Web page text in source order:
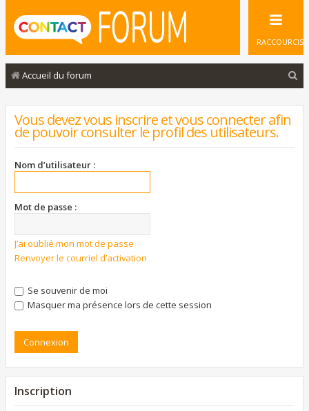
RACCOURCIS
Accueil du forum
Vous devez vous inscrire et vous connecter afin
de pouvoir consulter le profil des utilisateurs.
Nom d’utilisateur :
Mot de passe :
J’ai oublié mon mot de passe
Renvoyer le courriel d’activation
Se souvenir de moi
Masquer ma présence lors de cette session
Inscription